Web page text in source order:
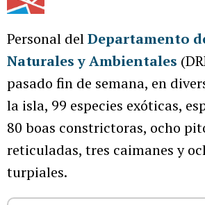
Personal delDepartamento
Naturales y Ambientales
pasado fin de semana, en
la isla, 99 especies exóticas,
80 boas constrictoras, ocho
reticuladas, tres caimanes y
turpiales.